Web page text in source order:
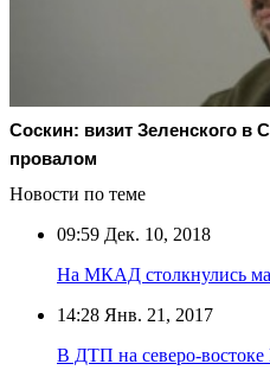
Соскин: визит Зеленского
провалом
Новости по теме
09:59 Дек. 10, 2018
На МКАД столкнулись
14:28 Янв. 21, 2017
В ДТП на северо-востоке